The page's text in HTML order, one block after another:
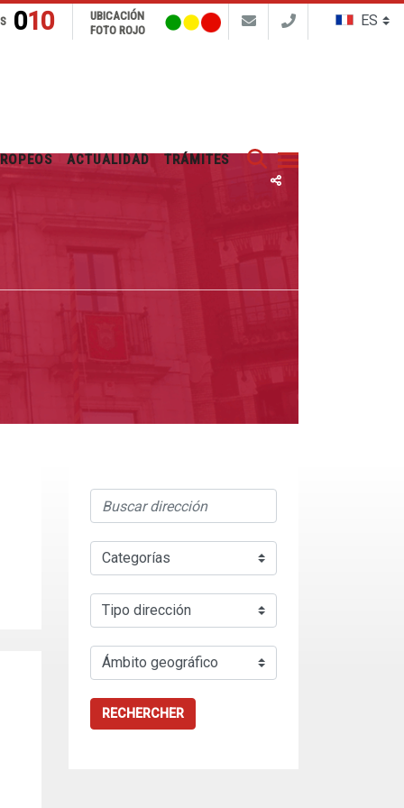
Buscar
010
UBICACIÓN
FOTO ROJO
ACTUALIDAD TRÁMITES
RECHERCHER